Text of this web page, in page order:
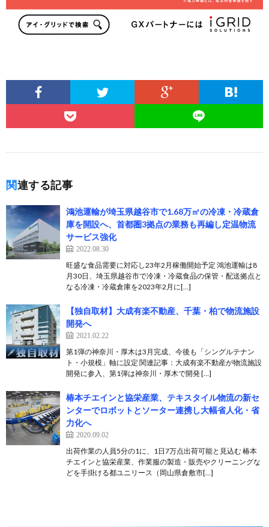
関連する記事
鴻池運輸が埼玉県越谷市で1.68万㎡の冷凍・冷蔵倉
庫を開設へ、首都圏3拠点の業務も再編し定温物流
サービス強化
2022.08.30
旺盛な食品需要に対応し23年2月稼働開始予定 鴻池運輸は8
月30日、埼玉県越谷市で冷凍・冷蔵食品の保管・配送拠点と
なる冷凍・冷蔵倉庫を2023年2月に[…]
【独自取材】大成有楽不動産、千葉・柏で物流施設
開発へ
2021.02.22
第1弾の神奈川・厚木は3月完成、今後も「シングルテナン
ト・小規模」軸に設定 関連記事：大成有楽不動産が物流施設
開発に参入、第1弾は神奈川・厚木で開発 […]
椿本チエインと協栄産業、テキスタイル物流の新セ
ンターでロボットとソーター連携し大幅省人化・省
力化へ
2020.09.02
出荷作業の人員5分の1に、1日7万点出荷可能と見込む 椿本
チエインと協栄産業、作業服の製造・販売やクリーニングな
どを手掛ける都ユニリース（岡山県倉敷市[…]